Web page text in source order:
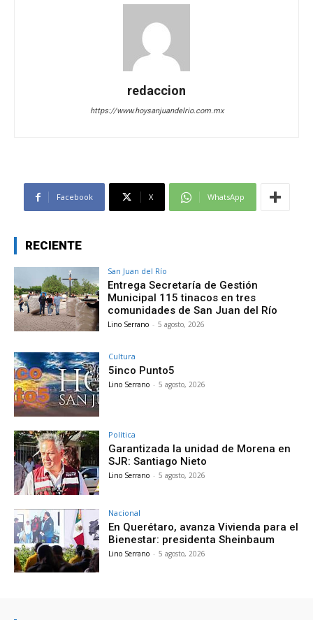
redaccion
https://www.hoysanjuandelrio.com.mx
Facebook X WhatsApp
RECIENTE
San Juan del Río
Entrega Secretaría de Gestión
Municipal 115 tinacos en tres
comunidades de San Juan del Río
Lino Serrano - 5 agosto, 2026
Cultura
5inco Punto5
Lino Serrano - 5 agosto, 2026
Política
Garantizada la unidad de Morena en
SJR: Santiago Nieto
Lino Serrano - 5 agosto, 2026
Nacional
En Querétaro, avanza Vivienda para el
Bienestar: presidenta Sheinbaum
Lino Serrano - 5 agosto, 2026